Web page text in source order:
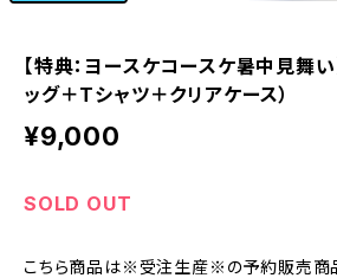
【特典：ヨースケコースケ暑中見舞
ッグ＋Tシャツ＋クリアケース）
¥9,000
SOLD OUT
こちら商品は※受注生産※の予約販売商